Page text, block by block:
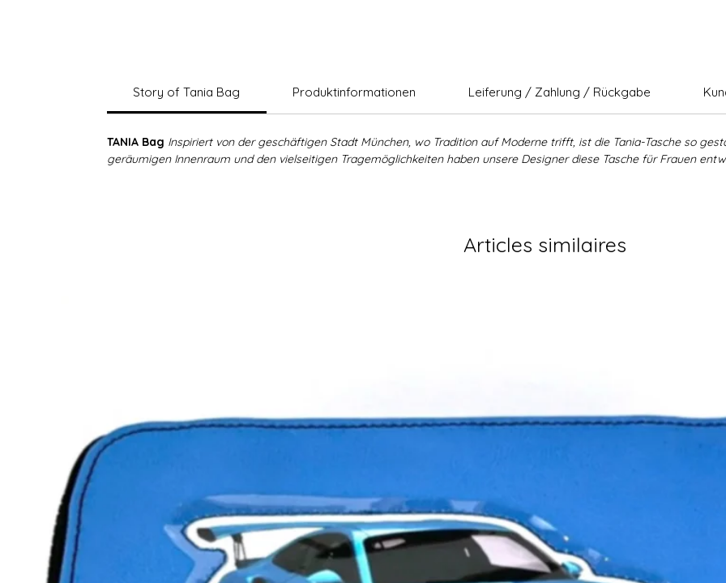
Story of Tania Bag Produktinformationen Leiferung / Zahlung / Rückgabe
TANIA Bag Inspiriert von der geschäftigen Stadt München, wo Tradition auf Moderne trifft, ist die Tania-Tasche so
geräumigen Innenraum und den vielseitigen Tragemöglichkeiten haben unsere Designer diese Tasche für Frauen
Articles similaires